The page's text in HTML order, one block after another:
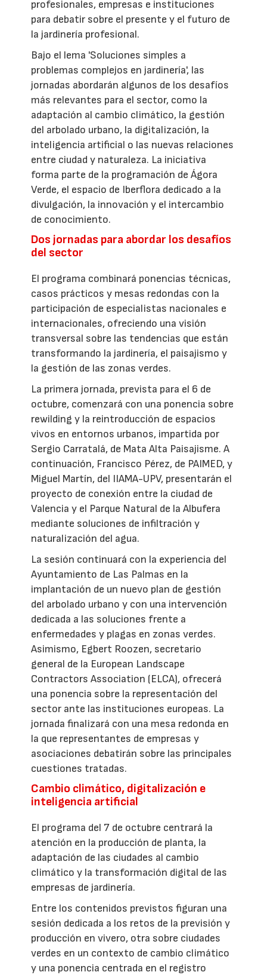
profesionales, empresas e instituciones
para debatir sobre el presente y el futuro de
la jardinería profesional.
Bajo el lema 'Soluciones simples a
problemas complejos en jardinería', las
jornadas abordarán algunos de los desafíos
más relevantes para el sector, como la
adaptación al cambio climático, la gestión
del arbolado urbano, la digitalización, la
inteligencia artificial o las nuevas relaciones
entre ciudad y naturaleza. La iniciativa
forma parte de la programación de Ágora
Verde, el espacio de Iberflora dedicado a la
divulgación, la innovación y el intercambio
de conocimiento.
Dos jornadas para abordar los desafíos
del sector
El programa combinará ponencias técnicas,
casos prácticos y mesas redondas con la
participación de especialistas nacionales e
internacionales, ofreciendo una visión
transversal sobre las tendencias que están
transformando la jardinería, el paisajismo y
la gestión de las zonas verdes.
La primera jornada, prevista para el 6 de
octubre, comenzará con una ponencia sobre
rewilding y la reintroducción de espacios
vivos en entornos urbanos, impartida por
Sergio Carratalá, de Mata Alta Paisajisme. A
continuación, Francisco Pérez, de PAIMED, y
Miguel Martín, del IIAMA-UPV, presentarán el
proyecto de conexión entre la ciudad de
Valencia y el Parque Natural de la Albufera
mediante soluciones de infiltración y
naturalización del agua.
La sesión continuará con la experiencia del
Ayuntamiento de Las Palmas en la
implantación de un nuevo plan de gestión
del arbolado urbano y con una intervención
dedicada a las soluciones frente a
enfermedades y plagas en zonas verdes.
Asimismo, Egbert Roozen, secretario
general de la European Landscape
Contractors Association (ELCA), ofrecerá
una ponencia sobre la representación del
sector ante las instituciones europeas. La
jornada finalizará con una mesa redonda en
la que representantes de empresas y
asociaciones debatirán sobre las principales
cuestiones tratadas.
Cambio climático, digitalización e
inteligencia artificial
El programa del 7 de octubre centrará la
atención en la producción de planta, la
adaptación de las ciudades al cambio
climático y la transformación digital de las
empresas de jardinería.
Entre los contenidos previstos figuran una
sesión dedicada a los retos de la previsión y
producción en vivero, otra sobre ciudades
verdes en un contexto de cambio climático
y una ponencia centrada en el registro